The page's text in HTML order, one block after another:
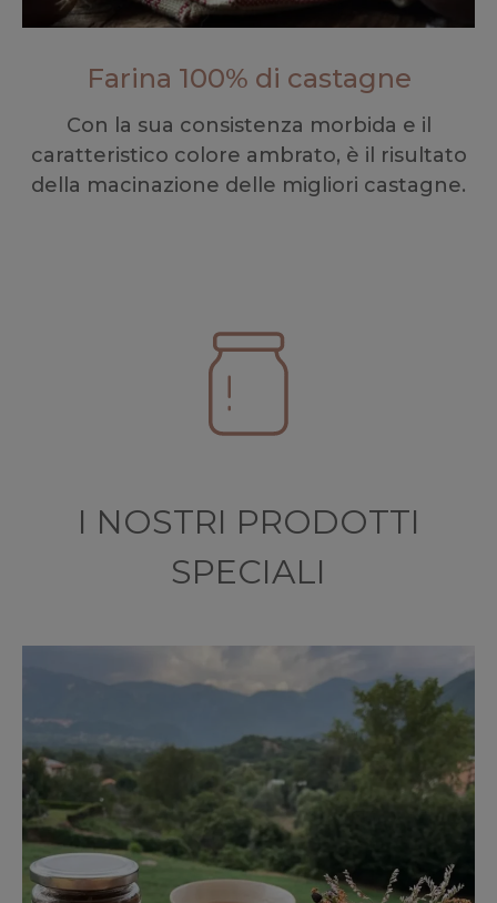
Farina 100% di castagne
Con la sua consistenza morbida e il
caratteristico colore ambrato, è il risultato
della macinazione delle migliori castagne.
I NOSTRI PRODOTTI
SPECIALI